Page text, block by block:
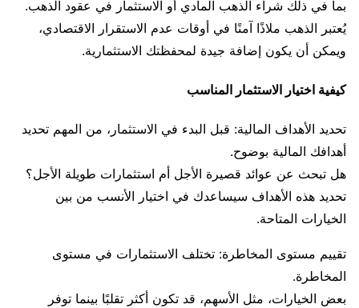
بما في ذلك شراء الذهب المادي أو الاستثمار في عقود الذهب.
يُعتبر الذهب ملاذًا آمنًا في أوقات عدم الاستقرار الاقتصادي،
ويمكن أن يكون إضافة جيدة لمحفظتك الاستثمارية.
كيفية اختيار الاستثمار المناسب
تحديد الأهداف المالية: قبل البدء في الاستثمار، من المهم تحديد
أهدافك المالية بوضوح.
هل تبحث عن عوائد قصيرة الأجل أم استثمارات طويلة الأجل؟
تحديد هذه الأهداف سيساعدك في اختيار الأنسب من بين
الخيارات المتاحة.
تقييم مستوى المخاطرة: تختلف الاستثمارات في مستوى
المخاطرة.
بعض الخيارات، مثل الأسهم، قد تكون أكثر تقلبًا بينما توفر